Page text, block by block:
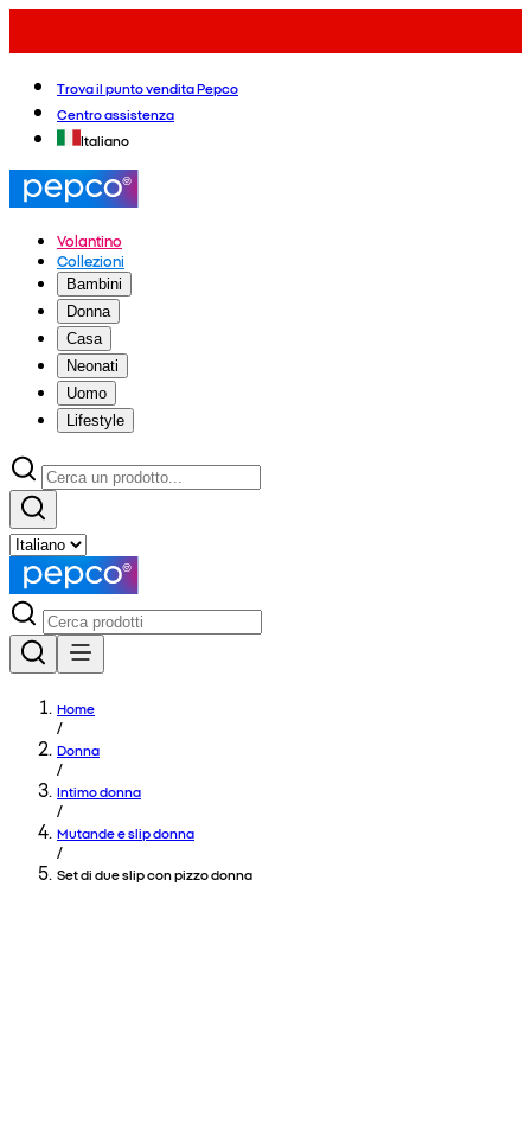
Trova il punto vendita Pepco
Centro assistenza
Italiano
Volantino
Collezioni
Bambini
Donna
Casa
Neonati
Uomo
Lifestyle
Home
/
Donna
/
Intimo donna
/
Mutande e slip donna
/
Set di due slip con pizzo donna